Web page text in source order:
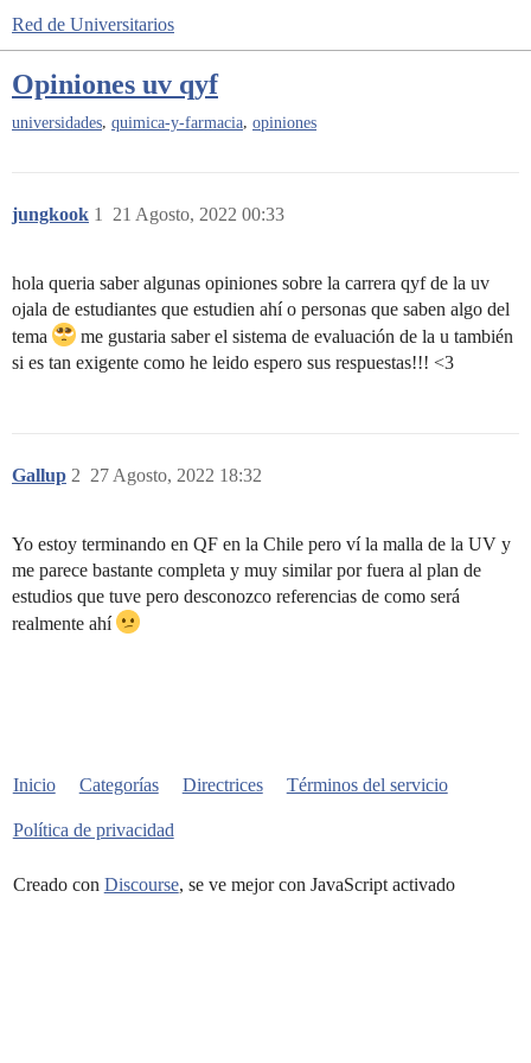
Red de Universitarios
Opiniones uv qyf
universidades, quimica-y-farmacia, opiniones
jungkook 21 Agosto, 2022 00:33
1
hola queria saber algunas opiniones sobre la carrera qyf de la uv
ojala de estudiantes que estudien ahí o personas que saben algo del
tema
me gustaria saber el sistema de evaluación de la u también
si es tan exigente como he leido espero sus respuestas!!! <3
Gallup 27 Agosto, 2022 18:32
2
Yo estoy terminando en QF en la Chile pero ví la malla de la UV y
me parece bastante completa y muy similar por fuera al plan de
estudios que tuve pero desconozco referencias de como será
realmente ahí
Inicio Categorías Directrices Términos del servicio
Política de privacidad
Creado con Discourse, se ve mejor con JavaScript activado